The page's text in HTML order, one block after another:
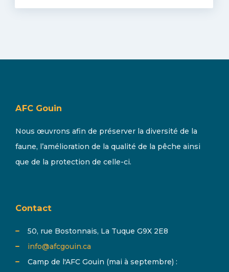
AFC Gouin
Nous œuvrons afin de préserver la diversité de la
faune, l’amélioration de la qualité de la pêche ainsi
que de la protection de celle-ci.
Contact
50, rue Bostonnais, La Tuque G9X 2E8
info@afcgouin.ca
Camp de l'AFC Gouin (mai à septembre) :